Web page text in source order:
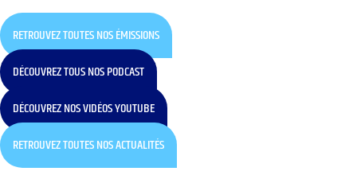
RETROUVEZ TOUTES NOS ÉMISSIONS
DÉCOUVREZ TOUS NOS PODCAST
DÉCOUVREZ NOS VIDÉOS YOUTUBE
RETROUVEZ TOUTES NOS ACTUALITÉS